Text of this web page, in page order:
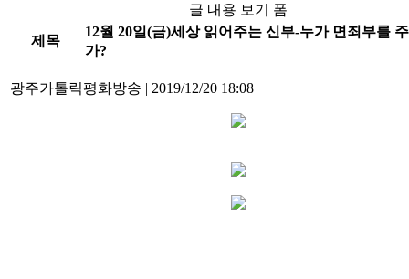
글 내용 보기 폼
제목
12월 20일(금)세상 읽어주는 신부-누가 면죄부를
가?
광주가톨릭평화방송 | 2019/12/20 18:08